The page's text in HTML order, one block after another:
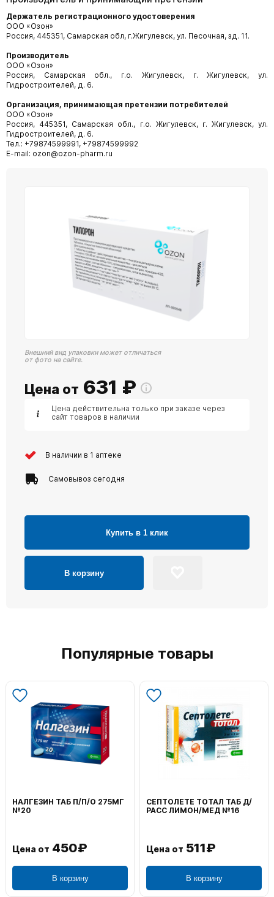
Держатель регистрационного удостоверения
ООО «Озон»
Россия, 445351, Самарская обл, г.Жигулевск, ул. Песочная, зд. 11.
Производитель
ООО «Озон»
Россия, Самарская обл., г.о. Жигулевск, г. Жигулевск, ул.
Гидростроителей, д. 6.
Организация, принимающая претензии потребителей
ООО «Озон»
Россия, 445351, Самарская обл., г.о. Жигулевск, г. Жигулевск, ул.
Гидростроителей, д. 6.
Тел.: +79874599991, +79874599992
E-mail: ozon@ozon-pharm.ru
Внешний вид упаковки может отличаться
от фото на сайте.
Цена от 631 ₽
Цена действительна только при заказе через
сайт товаров в наличии
В наличии в 1 аптеке
Самовывоз сегодня
Купить в 1 клик
В корзину
Популярные товары
НАЛГЕЗИН ТАБ П/П/О 275МГ
№20
Цена от 450₽
В корзину
СЕПТОЛЕТЕ ТОТАЛ ТАБ Д/
РАСС ЛИМОН/МЕД №16
Цена от 511₽
В корзину